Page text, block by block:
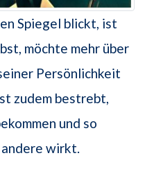
Spiegel blickt, ist
möchte mehr über
Persönlichkeit
zudem bestrebt,
und so
wirkt.